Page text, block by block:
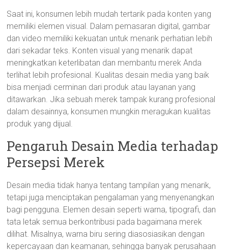
Saat ini, konsumen lebih mudah tertarik pada konten yang
memiliki elemen visual. Dalam pemasaran digital, gambar
dan video memiliki kekuatan untuk menarik perhatian lebih
dari sekadar teks. Konten visual yang menarik dapat
meningkatkan keterlibatan dan membantu merek Anda
terlihat lebih profesional. Kualitas desain media yang baik
bisa menjadi cerminan dari produk atau layanan yang
ditawarkan. Jika sebuah merek tampak kurang profesional
dalam desainnya, konsumen mungkin meragukan kualitas
produk yang dijual.
Pengaruh Desain Media terhadap
Persepsi Merek
Desain media tidak hanya tentang tampilan yang menarik,
tetapi juga menciptakan pengalaman yang menyenangkan
bagi pengguna. Elemen desain seperti warna, tipografi, dan
tata letak semua berkontribusi pada bagaimana merek
dilihat. Misalnya, warna biru sering diasosiasikan dengan
kepercayaan dan keamanan, sehingga banyak perusahaan